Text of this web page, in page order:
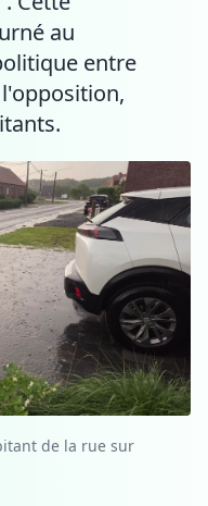
au
entre
de la rue sur